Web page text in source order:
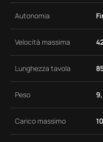
Autonomia
Velocità massima
Lunghezza tavola
Peso
Carico massimo